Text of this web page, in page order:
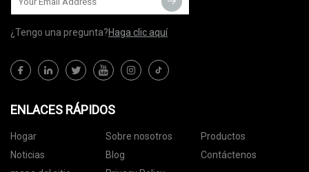
¿Tengo una pregunta?Haga clic aquí
ENLACES RÁPIDOS
Hogar Sobre nosotros
Productos
Noticias
Blog
Contáctenos